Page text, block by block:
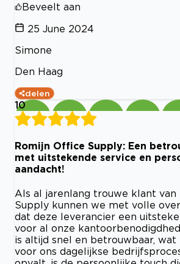
Beveelt aan
25 June 2024
Simone
Den Haag
delen
10
Romijn Office Supply: Een
met uitstekende service en
aandacht!
Als al jarenlang trouwe klant van
Supply kunnen we met volle
dat deze leverancier een
voor al onze
is altijd snel en betrouwbaar, wat
voor ons dagelijkse